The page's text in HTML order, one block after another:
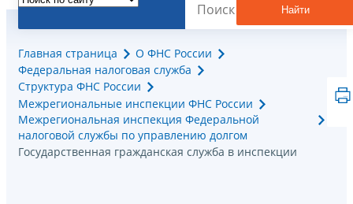
Найти
Главная страница
О ФНС России
Федеральная налоговая служба
Структура ФНС России
Межрегиональные инспекции ФНС России
Межрегиональная инспекция Федеральной
налоговой службы по управлению долгом
Государственная гражданская служба в инспекции